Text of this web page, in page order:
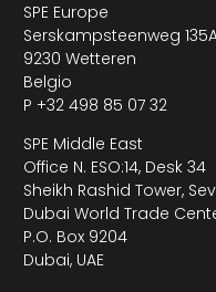
SPE Europe
Serskampsteenweg
9230 Wetteren
Belgio
P +32 498 85 07 32
SPE Middle East
Office N. ESO:14, Desk 34
Sheikh Rashid Tower,
Dubai World Trade
P.O. Box 9204
Dubai, UAE